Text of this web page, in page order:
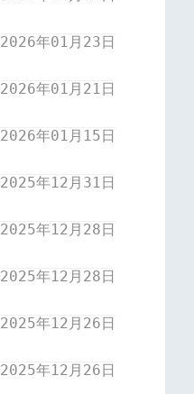
2026年01月23日
2026年01月21日
2026年01月15日
2025年12月31日
2025年12月28日
2025年12月28日
2025年12月26日
2025年12月26日